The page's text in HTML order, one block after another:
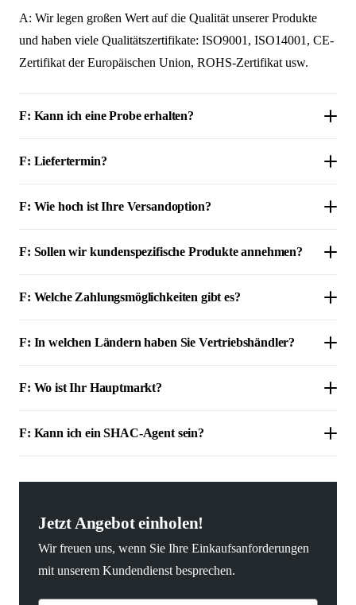
A: Wir legen großen Wert auf die Qualität unserer Produkte
und haben viele Qualitätszertifikate: ISO9001, ISO14001, CE-
Zertifikat der Europäischen Union, ROHS-Zertifikat usw.
F: Kann ich eine Probe erhalten?
F: Liefertermin?
F: Wie hoch ist Ihre Versandoption?
F: Sollen wir kundenspezifische Produkte annehmen?
F: Welche Zahlungsmöglichkeiten gibt es?
F: In welchen Ländern haben Sie Vertriebshändler?
F: Wo ist Ihr Hauptmarkt?
F: Kann ich ein SHAC-Agent sein?
Jetzt Angebot einholen!
Wir freuen uns, wenn Sie Ihre Einkaufsanforderungen
mit unserem Kundendienst besprechen.